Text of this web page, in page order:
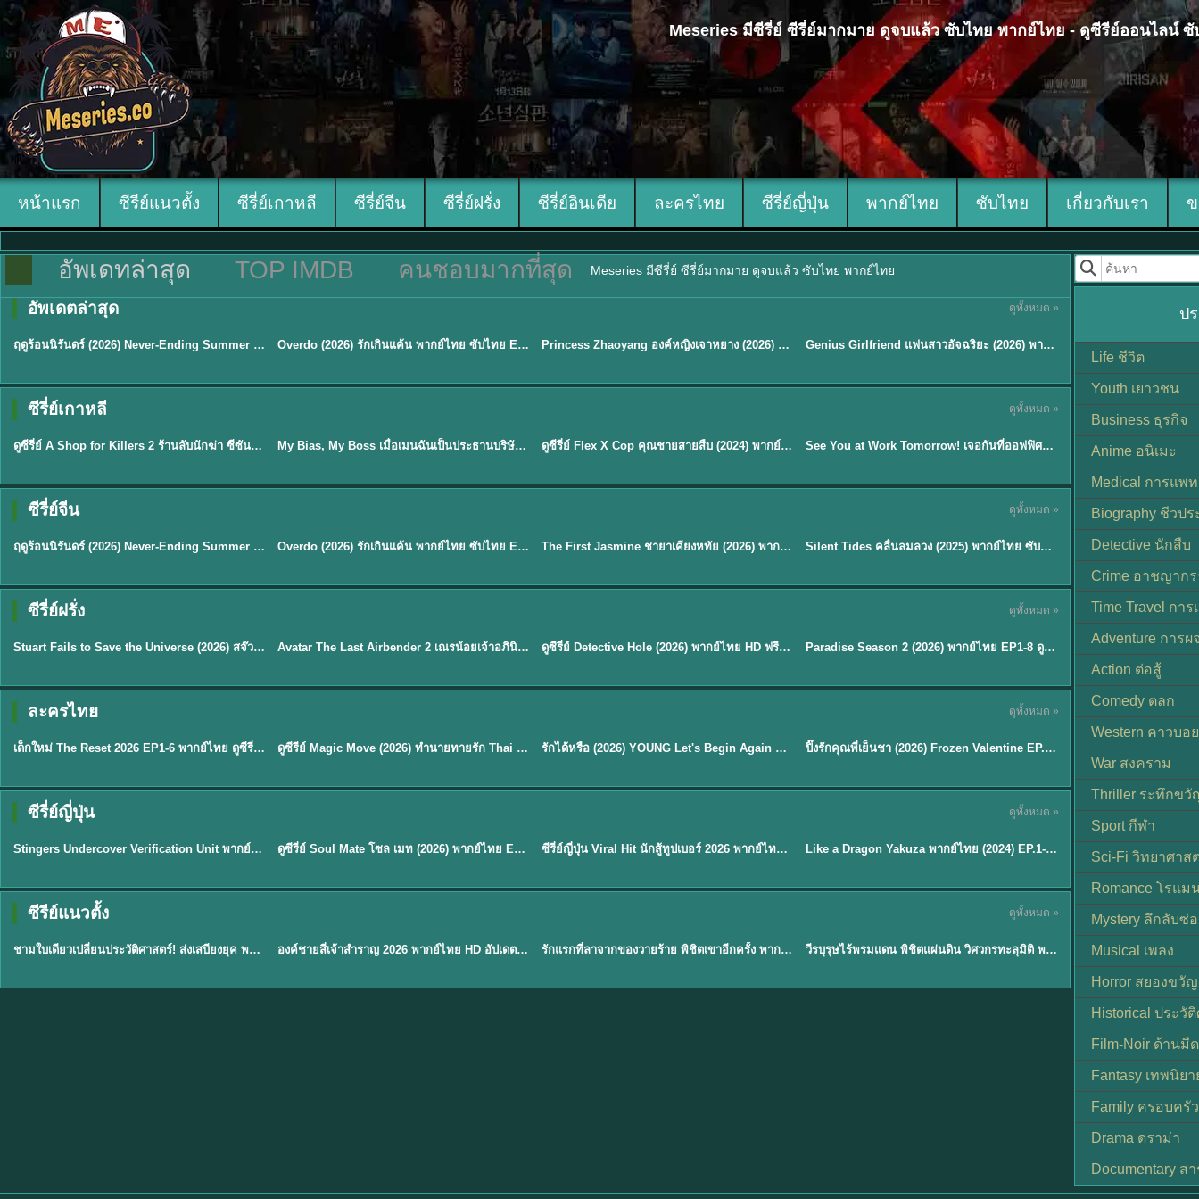
Meseries มีซีรี่ย์ ซีรี่ย์มากมาย ดูจบแล้ว ซับไทย พากย์ไทย - ดูซีรีย์ออนไลน์
หน้าแรก ซีรีย์แนวตั้ง ซีรี่ย์เกาหลี ซีรี่ย์จีน ซีรี่ย์ฝรั่ง ซีรี่ย์อินเดีย ละครไทย ซีรี่ย์ญี่ปุ่น พากย์ไทย ซับไทย เกี่ยวกับเรา
อัพเดทล่าสุด TOP IMDB คนชอบมากที่สุด Meseries มีซีรี่ย์ ซีรี่ย์มากมาย ดูจบแล้ว ซับไทย พากย์ไทย
อัพเดตล่าสุด ดูทั้งหมด »
★8.8
พากย์ไทย
ฤดูร้อนนิรันดร์ (2026) Never-Ending Summer พากย์ไทย EP.1-29 Overdo (2026) รักเกินแค้น พากย์ไทย ซับไทย EP1-33 (จบ) ★8 Princess Zhaoyang องค์หญิงเจาหยาง (2026) พากย์ไทย ซับไทย EP.1-18 ★9 Genius Girlfriend แฟนสาวอัจฉริยะ (2026) พากย์ไทย ซับไทย EP.1-28
ซีรี่ย์เกาหลี ดูทั้งหมด »
★8 EP.16
พากย์ไทย
ดูซีรี่ย์ A Shop for Killers 2 ร้านลับนักฆ่า ซีซัน 2 (2026) ซับไทย-พากย์ไทย My Bias, My Boss เมื่อเมนฉันเป็นประธานบริษัท (2026) พากย์ไทย ซับไทย EP.1-12 ★8 EP.16ดูซีรี่ย์ Flex X Cop คุณชายสายสืบ (2024) พากย์ไทย-ซับไทย EP.1-16 (จบ) ★9 EP.8See You at Work Tomorrow! เจอกันที่ออฟฟิศพรุ่งนี้นะ พากย์ไทย
ซีรี่ย์จีน ดูทั้งหมด »
★8.8
พากย์ไทย
ฤดูร้อนนิรันดร์ (2026) Never-Ending Summer พากย์ไทย EP.1-29 Overdo (2026) รักเกินแค้น พากย์ไทย ซับไทย EP1-33 (จบ) ★9.7 EP.40The First Jasmine ชายาเคียงหทัย (2026) พากย์ไทย EP.1-40 ★9.5 Silent Tides คลื่นลมลวง (2025) พากย์ไทย ซับไทย EP.1-31
ซีรี่ย์ฝรั่ง ดูทั้งหมด »
★8.8 EP.2
พากย์ไทย
Stuart Fails to Save the Universe (2026) สจ๊วตล่มแผนกู้จักรวาล พากย์ไทย EP1-10 ★7.8 EP.7Avatar The Last Airbender 2 เณรน้อยเจ้าอภินิหาร พากย์ไทย EP.9ดูซีรี่ย์ Detective Hole (2026) พากย์ไทย HD ฟรี อัปเดตล่าสุด Netflix EP.8Paradise Season 2 (2026) พากย์ไทย EP1-8 ดูซีรี่ย์ฝรั่ง HD ครบทุกตอน
ละครไทย ดูทั้งหมด »
★ 8 EP.6
พากย์ไทย
เด็กใหม่ The Reset 2026 EP1-6 พากย์ไทย ดูซีรี่ย์ Netflix ล่าสุด HD ดูซีรีย์ Magic Move (2026) ทำนายทายรัก Thai EP.1-10 HD รักได้หรือ (2026) YOUNG Let's Begin Again พากย์ไทย EP.1-19 ★8 ปิ๊งรักคุณพี่เย็นชา (2026) Frozen Valentine EP.1-10 (จบ)
ซีรี่ย์ญี่ปุ่น ดูทั้งหมด »
EP.11
พากย์ไทย
Stingers Undercover Verification Unit พากย์ไทย EP1-11 HD ฟรี ★8 EP.8ดูซีรี่ย์ Soul Mate โซล เมท (2026) พากย์ไทย EP.1-8 (จบ) ★7.9 EP.6ซีรี่ย์ญี่ปุ่น Viral Hit นักสู้ทูปเบอร์ 2026 พากย์ไทย EP.1-6 ★7 EP.6Like a Dragon Yakuza พากย์ไทย (2024) EP.1-6 (จบ)
ซีรีย์แนวตั้ง ดูทั้งหมด »
EP.1
พากย์ไทย
ชามใบเดียวเปลี่ยนประวัติศาสตร์! ส่งเสบียงยุค พากย์ไทย EP.1องค์ชายสี่เจ้าสำราญ 2026 พากย์ไทย HD อัปเดตล่าสุด ดูออนไลน์ EP.1รักแรกที่ลาจากของวายร้าย พิชิตเขาอีกครั้ง พากย์ไทย EP.1วีรบุรุษไร้พรมแดน พิชิตแผ่นดิน วิศวกรทะลุมิติ พลิกแผ่นดิน
ป
Life ชีวิต
Youth เยาวชน
Business ธุรกิจ
Anime อนิเมะ
Medical การแพ
Biography ชีวปร
Detective นักสืบ
Crime อาชญาก
Time Travel กา
Adventure การ
Action ต่อสู้
Comedy ตลก
Western คาวบอ
War สงคราม
Thriller ระทึกขวั
Sport กีฬา
Sci-Fi วิทยาศาส
Romance โรแม
Mystery ลึกลับซ่
Musical เพลง
Horror สยองขวัญ
Historical ประวั
Film-Noir ด้านมื
Fantasy เทพนิยา
Family ครอบครัว
Drama ดราม่า
Documentary ส